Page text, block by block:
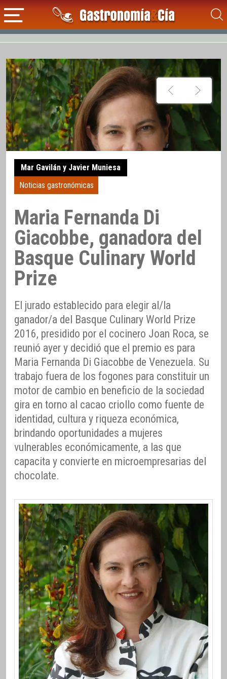
Mar Gavilán y Javier Muniesa
Noticias gastronómicas
Maria Fernanda Di
Giacobbe, ganadora del
Basque Culinary World
Prize
El jurado establecido para elegir al/la
ganador/a del Basque Culinary World Prize
2016, presidido por el cocinero Joan Roca, se
reunió ayer y decidió que el premio es para
Maria Fernanda Di Giacobbe de Venezuela. Su
trabajo fuera de los fogones para constituir un
motor de cambio en beneficio de la sociedad
gira en torno al cacao criollo como fuente de
identidad, cultura y riqueza económica,
brindando oportunidades a mujeres
vulnerables económicamente, a las que
capacita y convierte en microempresarias del
chocolate.